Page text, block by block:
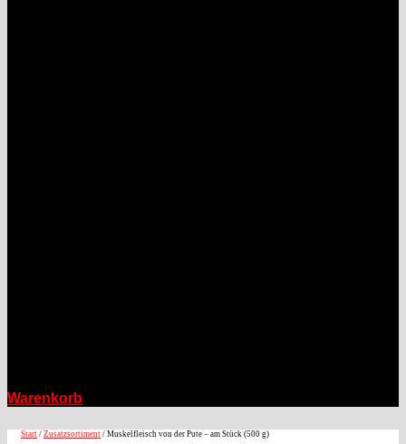
Warenkorb
Start / Zusatzsortiment / Muskelfleisch von der Pute – am Stück (500 g)